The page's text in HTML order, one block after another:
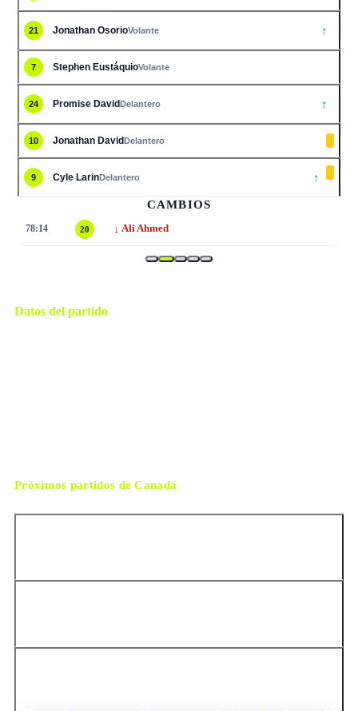
21 Jonathan OsorioVolante ↑
7 Stephen EustáquioVolante
24 Promise DavidDelantero ↑
10 Jonathan DavidDelantero
9 Cyle LarinDelantero ↑
CAMBIOS
78:14 20 ↓ Ali Ahmed
Datos del partido
Próximos partidos deCanadá